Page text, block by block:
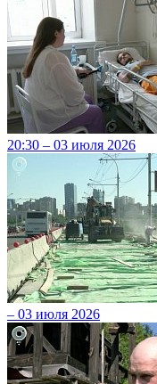
20:30 – 03 июля 2026
– 03 июля 2026